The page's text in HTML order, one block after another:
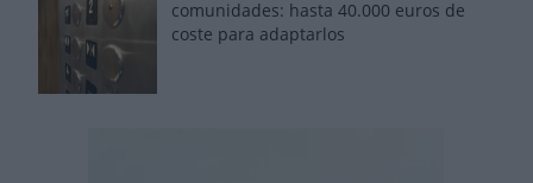
comunidades: hasta 40.000 euros de
coste para adaptarlos